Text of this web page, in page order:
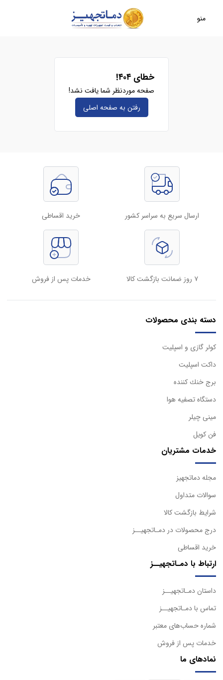
منو
خطای ۴۰۴!
صفحه موردنظر شما یافت نشد!
رفتن به صفحه‌ اصلی
ارسال سریع به سراسر کشور خرید اقساطی
۷ روز ضمانت بازگشت کالا خدمات پس از فروش
دسته بندی محصولات
كولر گازی و اسپليت
داكت اسپليت
برج خنك كننده
دستگاه تصفيه هوا
مینی چیلر
فن کویل
خدمات مشتریان
مجله دماتجهیز
سوالات متداول
شرایط بازگشت کالا
درج محصولات در دمـاتجهیــز
خرید اقساطی
ارتباط با دمـاتجهیــز
داستان دمـاتجهیــز
تماس با دمـاتجهیــز
شماره حساب‌های معتبر
خدمات پس از فروش
نمادهای ما